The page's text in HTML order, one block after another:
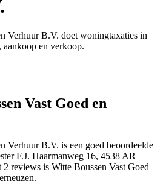
Verhuur B.V. doet woningtaxaties in
en verkoop.
Vast Goed en
Verhuur B.V. is een goed beoordeelde
F.J. Haarmanweg 16, 4538 AR
2 reviews is Witte Boussen Vast Goed